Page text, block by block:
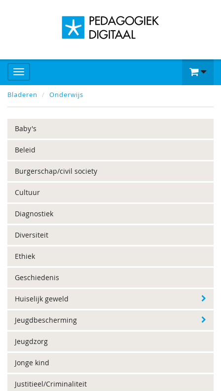
Bladeren Onderwijs
Baby's
Beleid
Burgerschap/civil society
Cultuur
Diagnostiek
Diversiteit
Ethiek
Geschiedenis
Huiselijk geweld
Jeugdbescherming
Jeugdzorg
Jonge kind
Justitieel/Criminaliteit